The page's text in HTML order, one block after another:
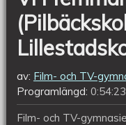
av: Film- och TV-
Programlängd: 0:54:23
Film- och TV-